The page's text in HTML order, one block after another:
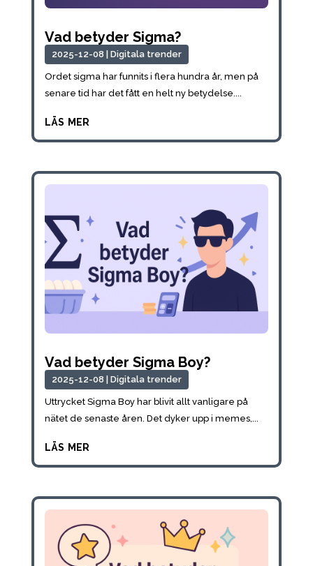
Vad betyder Sigma?
2025-12-08 Digitala trender
Ordet sigma har funnits i flera hundra år, men på
senare tid har det fått en helt ny betydelse....
läs mer
Vad betyder Sigma Boy?
2025-12-08 | Digitala trender
Uttrycket Sigma Boy har blivit allt vanligare på
nätet de senaste åren. Det dyker upp i memes,...
läs mer